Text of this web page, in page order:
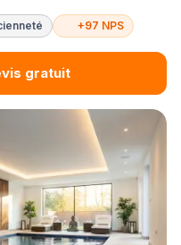
+97 NPS
gratuit